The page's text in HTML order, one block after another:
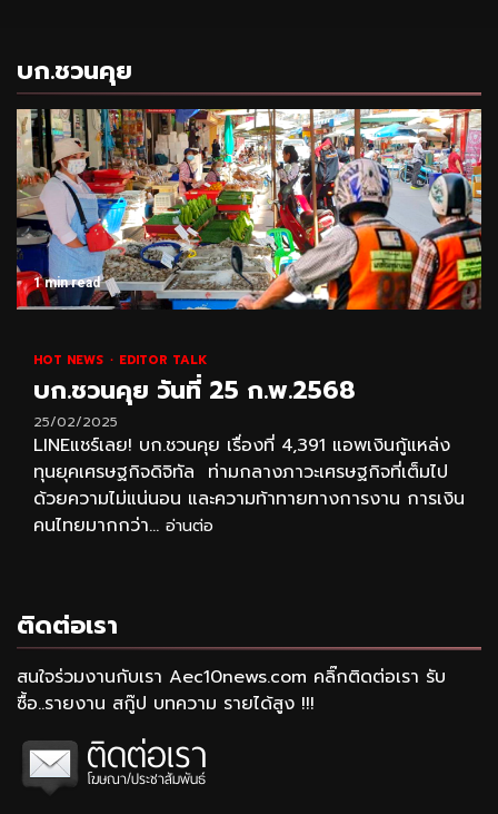
บก.ชวนคุย
1 min read
HOT NEWS EDITOR TALK
บก.ชวนคุย วันที่ 25 ก.พ.2568
25/02/2025
LINEแชร์เลย! บก.ชวนคุย เรื่องที่ 4,391 แอพเงินกู้แหล่ง
ทุนยุคเศรษฐกิจดิจิทัล ท่ามกลางภาวะเศรษฐกิจที่เต็มไป
ด้วยความไม่แน่นอน และความท้าทายทางการงาน การเงิน
คนไทยมากกว่า... อ่านต่อ
ติดต่อเรา
สนใจร่วมงานกับเรา Aec10news.com คลิ๊กติดต่อเรา รับ
ซื้อ..รายงาน สกู๊ป บทความ รายได้สูง !!!